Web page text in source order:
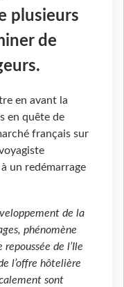
plusieurs
de
en avant la
en quête de
français sur
un redémarrage
de la
phénomène
de l’Ile
l’offre hôtelière
sont